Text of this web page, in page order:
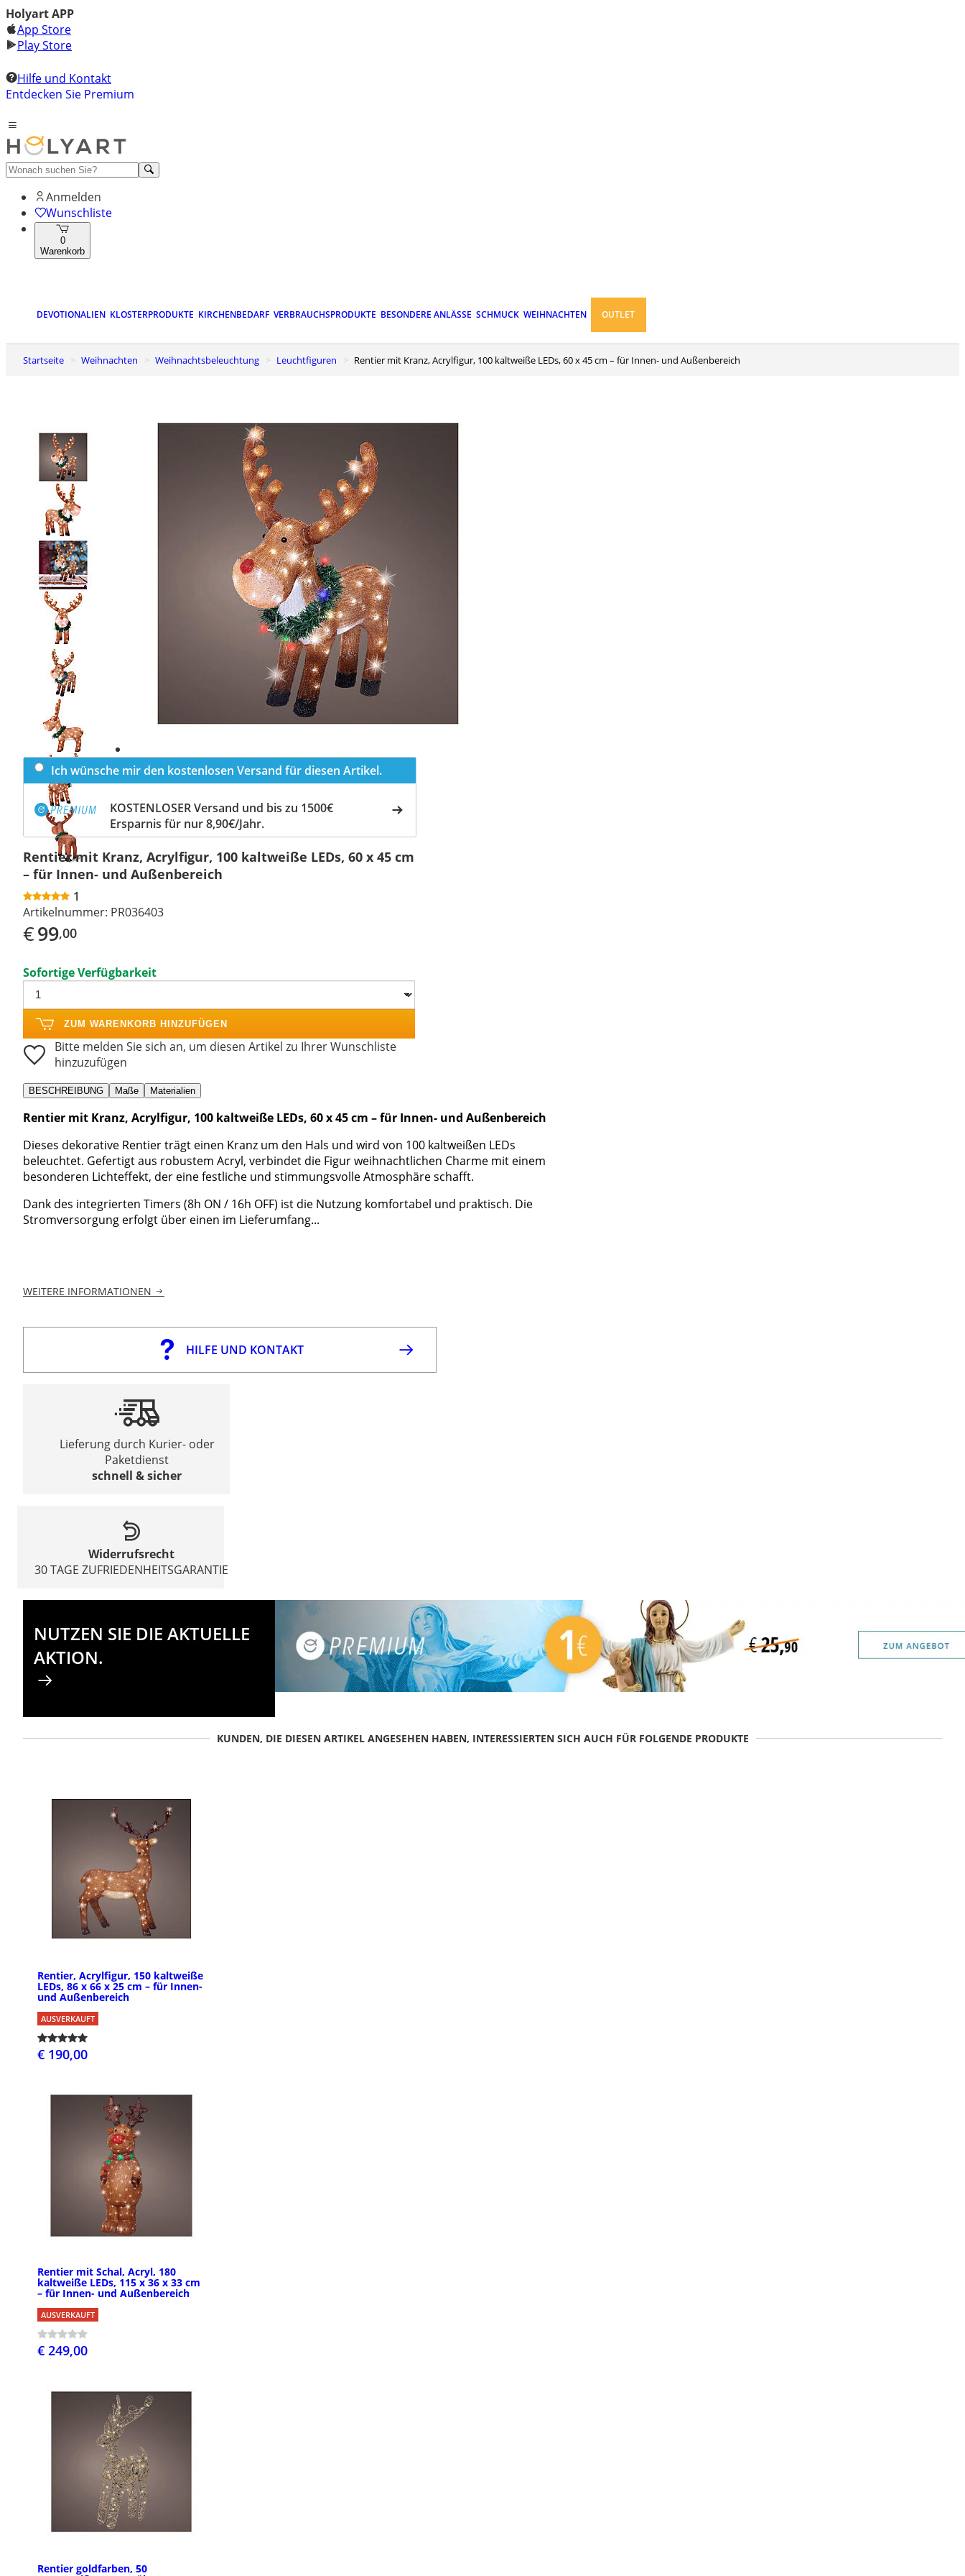
Holyart APP
App Store
Play Store
Hilfe und Kontakt
Entdecken Sie Premium
Anmelden
Wunschliste
0
Warenkorb
DEVOTIONALIEN KLOSTERPRODUKTE KIRCHENBEDARF VERBRAUCHSPRODUKTE BESONDERE ANLÄSSE SCHMUCK WEIHNACHTEN OUTLET
Startseite Weihnachten Weihnachtsbeleuchtung Leuchtfiguren Rentier mit Kranz, Acrylfigur, 100 kaltweiße LEDs, 60 x 45 cm – für Innen- und Außenbereich
Previous
slide
Next
slide
Ich wünsche mir den kostenlosen Versand für diesen Artikel.
KOSTENLOSER Versand und bis zu 1500€
Ersparnis für nur 8,90€/Jahr.
Rentier mit Kranz, Acrylfigur, 100 kaltweiße LEDs, 60 x 45 cm
– für Innen- und Außenbereich
1
Artikelnummer: PR036403
€99,00
Sofortige Verfügbarkeit
ZUM WARENKORB HINZUFÜGEN
Bitte melden Sie sich an, um diesen Artikel zu Ihrer Wunschliste
hinzuzufügen
BESCHREIBUNG Maße Materialien
Rentier mit Kranz, Acrylfigur, 100 kaltweiße LEDs, 60 x 45 cm – für Innen- und Außenbereich
Dieses dekorative Rentier trägt einen Kranz um den Hals und wird von 100 kaltweißen LEDs
beleuchtet. Gefertigt aus robustem Acryl, verbindet die Figur weihnachtlichen Charme mit einem
besonderen Lichteffekt, der eine festliche und stimmungsvolle Atmosphäre schafft.
Dank des integrierten Timers (8h ON / 16h OFF) ist die Nutzung komfortabel und praktisch. Die
Stromversorgung erfolgt über einen im Lieferumfang...
WEITERE INFORMATIONEN
HILFE UND KONTAKT
Lieferung durch Kurier- oder
Paketdienst
schnell & sicher
Widerrufsrecht
30 TAGE ZUFRIEDENHEITSGARANTIE
NUTZEN SIE DIE AKTUELLE
AKTION.
KUNDEN, DIE DIESEN ARTIKEL ANGESEHEN HABEN, INTERESSIERTEN SICH AUCH FÜR FOLGENDE PRODUKTE
Rentier, Acrylfigur, 150 kaltweiße
LEDs, 86 x 66 x 25 cm – für Innen-
und Außenbereich
AUSVERKAUFT
€ 190,00
Rentier mit Schal, Acryl, 180
kaltweiße LEDs, 115 x 36 x 33 cm
– für Innen- und Außenbereich
AUSVERKAUFT
€ 249,00
Rentier goldfarben, 50